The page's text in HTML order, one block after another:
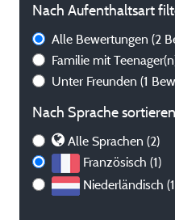
Nach Aufenthaltsart
Alle Bewertungen (2
Familie mit
Unter Freunden (1
Nach Sprache
Alle Sprachen (2)
Französisch (1)
Niederländisch